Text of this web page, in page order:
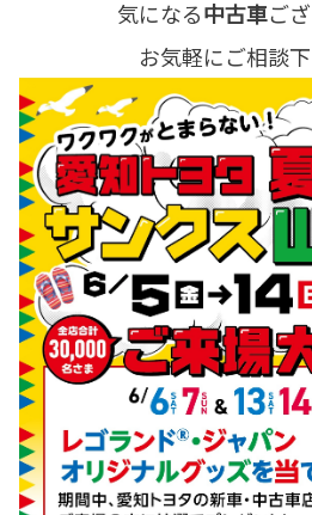
気になる中古車ご
お気軽にご相談